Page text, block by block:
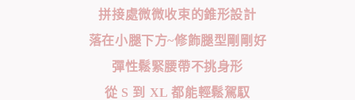
拼接處微微收束的錐形設計
落在小腿下方~修飾腿型剛剛好
彈性鬆緊腰帶不挑身形
從 S 到 XL 都能輕鬆駕馭